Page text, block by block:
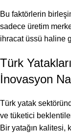
Bu faktörlerin
sadece üretim
ihracat üssü haline
Türk
İnovasyon
Türk yatak
ve tüketici
Bir yatağın kalitesi,